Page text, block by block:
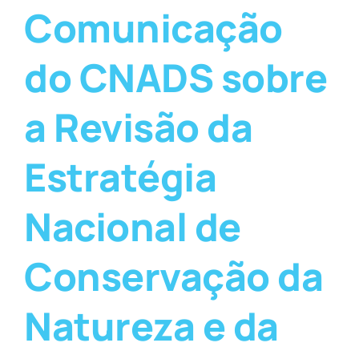
Comunicação
do CNADS sobre
a Revisão da
Estratégia
Nacional de
Conservação da
Natureza e da